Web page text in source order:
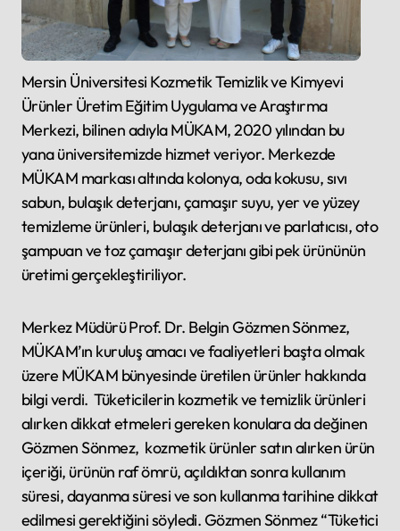
Mersin Üniversitesi Kozmetik Temizlik ve Kimyevi
Ürünler Üretim Eğitim Uygulama ve Araştırma
Merkezi, bilinen adıyla MÜKAM, 2020 yılından bu
yana üniversitemizde hizmet veriyor. Merkezde
MÜKAM markası altında kolonya, oda kokusu, sıvı
sabun, bulaşık deterjanı, çamaşır suyu, yer ve yüzey
temizleme ürünleri, bulaşık deterjanı ve parlatıcısı, oto
şampuan ve toz çamaşır deterjanı gibi pek ürününün
üretimi gerçekleştiriliyor.
Merkez Müdürü Prof. Dr. Belgin Gözmen Sönmez,
MÜKAM’ın kuruluş amacı ve faaliyetleri başta olmak
üzere MÜKAM bünyesinde üretilen ürünler hakkında
bilgi verdi. Tüketicilerin kozmetik ve temizlik ürünleri
alırken dikkat etmeleri gereken konulara da değinen
Gözmen Sönmez, kozmetik ürünler satın alırken ürün
içeriği, ürünün raf ömrü, açıldıktan sonra kullanım
süresi, dayanma süresi ve son kullanma tarihine dikkat
edilmesi gerektiğini söyledi. Gözmen Sönmez “Tüketici